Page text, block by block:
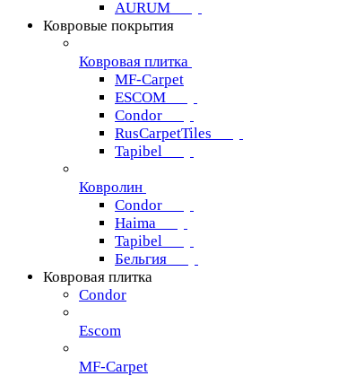
AURUM
Ковровые покрытия
Ковровая плитка
MF-Carpet
ESCOM
Condor
RusCarpetTiles
Tapibel
Ковролин
Condor
Haima
Tapibel
Бельгия
Ковровая плитка
Condor
Escom
MF-Carpet